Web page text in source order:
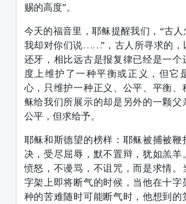
赐的高度”。
今天的福音里，耶稣提醒我们，“古人
我却对你们说……”，古人所寻求的，
还牙，相比远古是报复律已经是一个
度上维护了一种平衡或正义，但它
心，只维护一种正义、公平、平衡、
稣给我们所展示的却是另外的一颗父
公平，但求给予。
耶稣和斯德望的榜样：耶稣被捕被鞭
决，受尽屈辱，默不置辩，犹如羔羊
愤怒，不谩骂，不诅咒，而是求情。
字架上即将断气的时候，当他在十字
种的苦难随时可能断气时，他想到的